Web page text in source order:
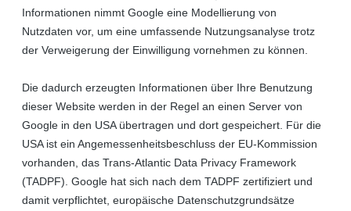
Informationen nimmt Google eine Modellierung von
Nutzdaten vor, um eine umfassende Nutzungsanalyse trotz
der Verweigerung der Einwilligung vornehmen zu können.
Die dadurch erzeugten Informationen über Ihre Benutzung
dieser Website werden in der Regel an einen Server von
Google in den USA übertragen und dort gespeichert. Für die
USA ist ein Angemessenheitsbeschluss der EU-Kommission
vorhanden, das Trans-Atlantic Data Privacy Framework
(TADPF). Google hat sich nach dem TADPF zertifiziert und
damit verpflichtet, europäische Datenschutzgrundsätze